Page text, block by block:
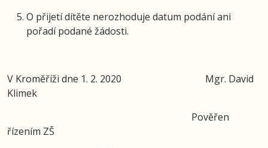
O přijetí dítěte nerozhoduje datum podání ani
pořadí podané žádosti.
V Kroměříži dne 1. 2. 2020 Mgr. David
Klimek
Pověřen
řízením ZŠ